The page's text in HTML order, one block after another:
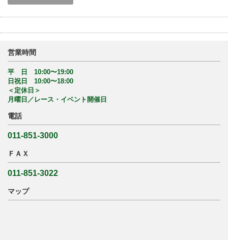
営業時間
平 日 10:00〜19:00
日祝日 10:00〜18:00
＜定休日＞
月曜日／レース・イベント開催日
電話
011-851-3000
ＦＡＸ
011-851-3022
マップ